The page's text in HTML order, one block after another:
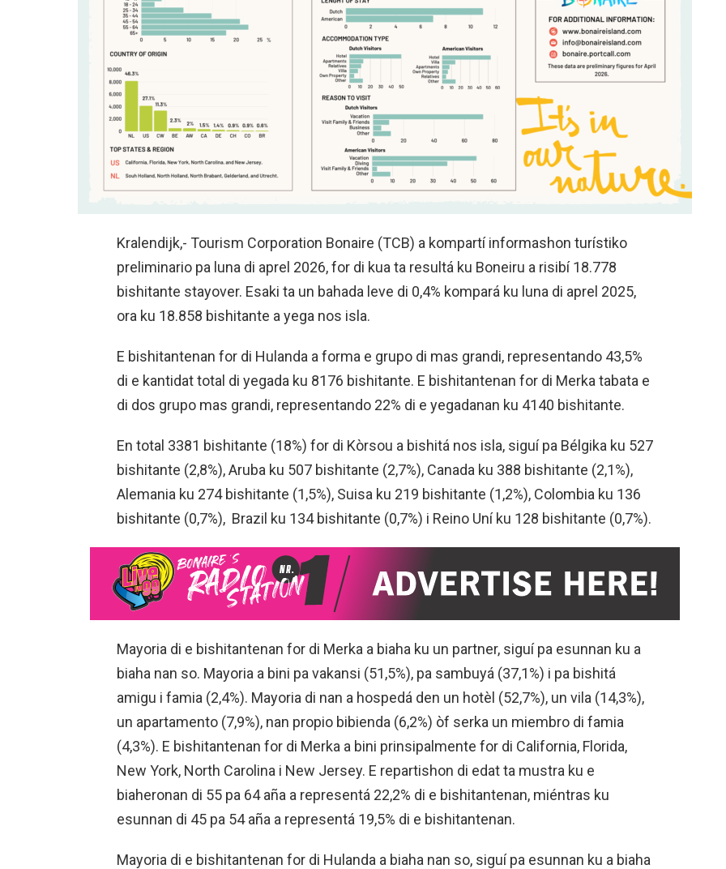
Kralendijk,- Tourism Corporation Bonaire (TCB) a kompartí informashon turístiko
preliminario pa luna di aprel 2026, for di kua ta resultá ku Boneiru a risibí 18.778
bishitante stayover. Esaki ta un bahada leve di 0,4% kompará ku luna di aprel 2025,
ora ku 18.858 bishitante a yega nos isla.
E bishitantenan for di Hulanda a forma e grupo di mas grandi, representando 43,5%
di e kantidat total di yegada ku 8176 bishitante. E bishitantenan for di Merka tabata e
di dos grupo mas grandi, representando 22% di e yegadanan ku 4140 bishitante.
En total 3381 bishitante (18%) for di Kòrsou a bishitá nos isla, siguí pa Bélgika ku 527
bishitante (2,8%), Aruba ku 507 bishitante (2,7%), Canada ku 388 bishitante (2,1%),
Alemania ku 274 bishitante (1,5%), Suisa ku 219 bishitante (1,2%), Colombia ku 136
bishitante (0,7%), Brazil ku 134 bishitante (0,7%) i Reino Uní ku 128 bishitante (0,7%).
Mayoria di e bishitantenan for di Merka a biaha ku un partner, siguí pa esunnan ku a
biaha nan so. Mayoria a bini pa vakansi (51,5%), pa sambuyá (37,1%) i pa bishitá
amigu i famia (2,4%). Mayoria di nan a hospedá den un hotèl (52,7%), un vila (14,3%),
un apartamento (7,9%), nan propio bibienda (6,2%) òf serka un miembro di famia
(4,3%). E bishitantenan for di Merka a bini prinsipalmente for di California, Florida,
New York, North Carolina i New Jersey. E repartishon di edat ta mustra ku e
biaheronan di 55 pa 64 aña a representá 22,2% di e bishitantenan, miéntras ku
esunnan di 45 pa 54 aña a representá 19,5% di e bishitantenan.
Mayoria di e bishitantenan for di Hulanda a biaha nan so, siguí pa esunnan ku a biaha